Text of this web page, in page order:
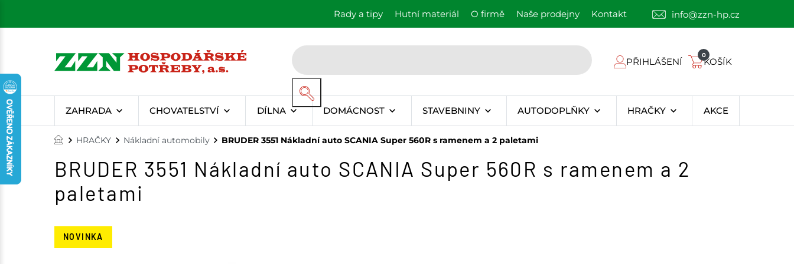
Rady a tipy Hutní materiál O firmě Naše prodejny Kontakt info@zzn-hp.cz
PŘIHLÁŠENÍ
0
KOŠÍK
ZAHRADA CHOVATELSTVÍ DÍLNA DOMÁCNOST STAVEBNINY AUTODOPLŇKY HRAČKY AKCE
HRAČKY Nákladní automobily BRUDER 3551 Nákladní auto SCANIA Super 560R s ramenem a 2 paletami
BRUDER 3551 Nákladní auto SCANIA Super 560R s ramenem a 2
paletami
NOVINKA